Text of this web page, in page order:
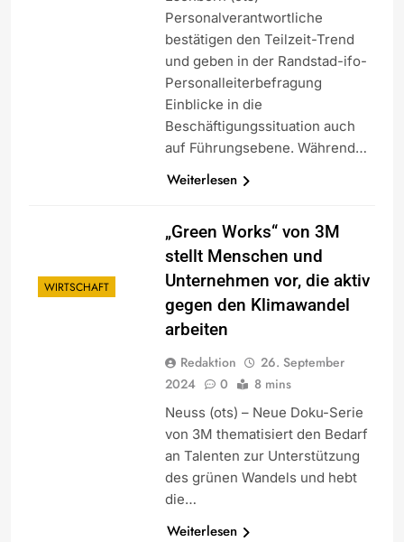
Personalverantwortliche
bestätigen den Teilzeit-Trend
und geben in der Randstad-ifo-
Personalleiterbefragung
Einblicke in die
Beschäftigungssituation auch
auf Führungsebene. Während…
Weiterlesen
WIRTSCHAFT
„Green Works“ von 3M
stellt Menschen und
Unternehmen vor, die aktiv
gegen den Klimawandel
arbeiten
Redaktion
26. September
2024
0 8 mins
Neuss (ots) – Neue Doku-Serie
von 3M thematisiert den Bedarf
an Talenten zur Unterstützung
des grünen Wandels und hebt
die…
Weiterlesen